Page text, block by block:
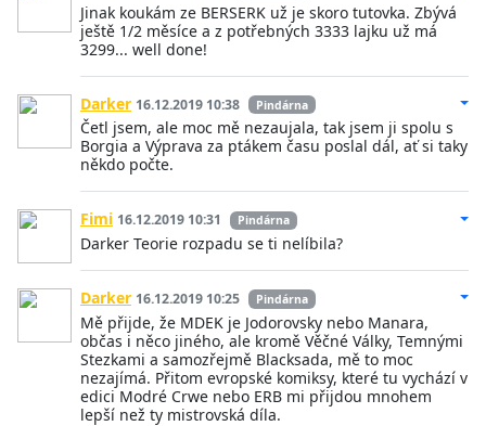
Jinak koukám ze BERSERK už je skoro tutovka. Zbývá
ještě 1/2 měsíce a z potřebných 3333 lajku už má
3299... well done!
Darker 16.12.2019 10:38 Pindárna
Četl jsem, ale moc mě nezaujala, tak jsem ji spolu s
Borgia a Výprava za ptákem času poslal dál, ať si taky
někdo počte.
Fimi 16.12.2019 10:31 Pindárna
Darker Teorie rozpadu se ti nelíbila?
Darker 16.12.2019 10:25 Pindárna
Mě přijde, že MDEK je Jodorovsky nebo Manara,
občas i něco jiného, ale kromě Věčné Války, Temnými
Stezkami a samozřejmě Blacksada, mě to moc
nezajímá. Přitom evropské komiksy, které tu vychází v
edici Modré Crwe nebo ERB mi přijdou mnohem
lepší než ty mistrovská díla.